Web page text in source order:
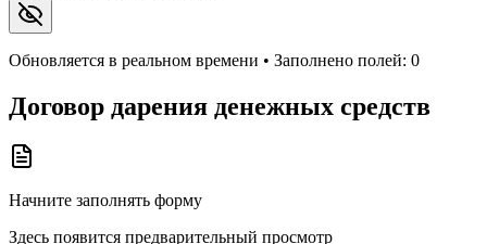
Обновляется в реальном времени • Заполнено полей: 0
Договор дарения денежных средств
Начните заполнять форму
Здесь появится предварительный просмотр